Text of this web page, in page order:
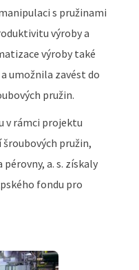
s pružinami
výroby a
výroby také
umožnila zavést do
pružin.
v rámci projektu
pružin,
a. s. získaly
fondu pro